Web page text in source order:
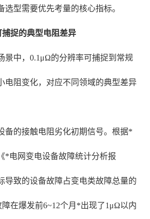
选型需要优先考量的核心指标。
捉的典型电阻差异
景中，0.1μΩ的分辨率可捕捉到常规
电阻变化，对应不同领域的典型差异
备的接触电阻劣化初期信号。根据*
*电网变电设备故障统计分析报
导致的设备故障占变电类故障总量的
障在爆发前6~12个月*出现了1μΩ以内